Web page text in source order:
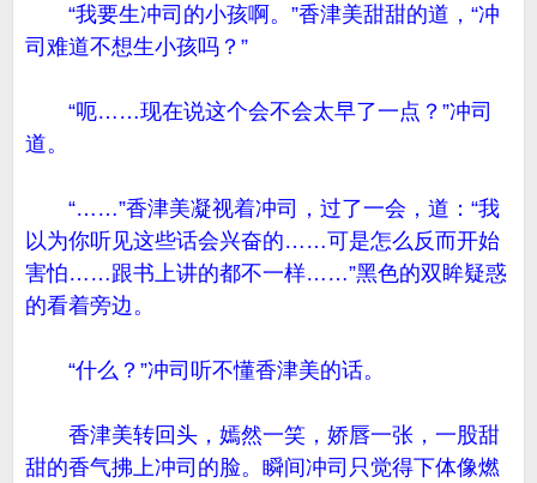
“我要生冲司的小孩啊。”香津美甜甜的道，“冲
司难道不想生小孩吗？”
“呃……现在说这个会不会太早了一点？”冲司
道。
“……”香津美凝视着冲司，过了一会，道：“我
以为你听见这些话会兴奋的……可是怎么反而开始
害怕……跟书上讲的都不一样……”黑色的双眸疑惑
的看着旁边。
“什么？”冲司听不懂香津美的话。
香津美转回头，嫣然一笑，娇唇一张，一股甜
甜的香气拂上冲司的脸。瞬间冲司只觉得下体像燃